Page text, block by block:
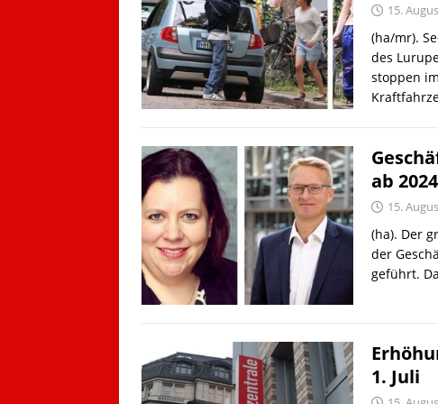
15.
(ha/mr).
des
stoppen
ab
15.
(ha). Der
der
geführt.
1. Juli